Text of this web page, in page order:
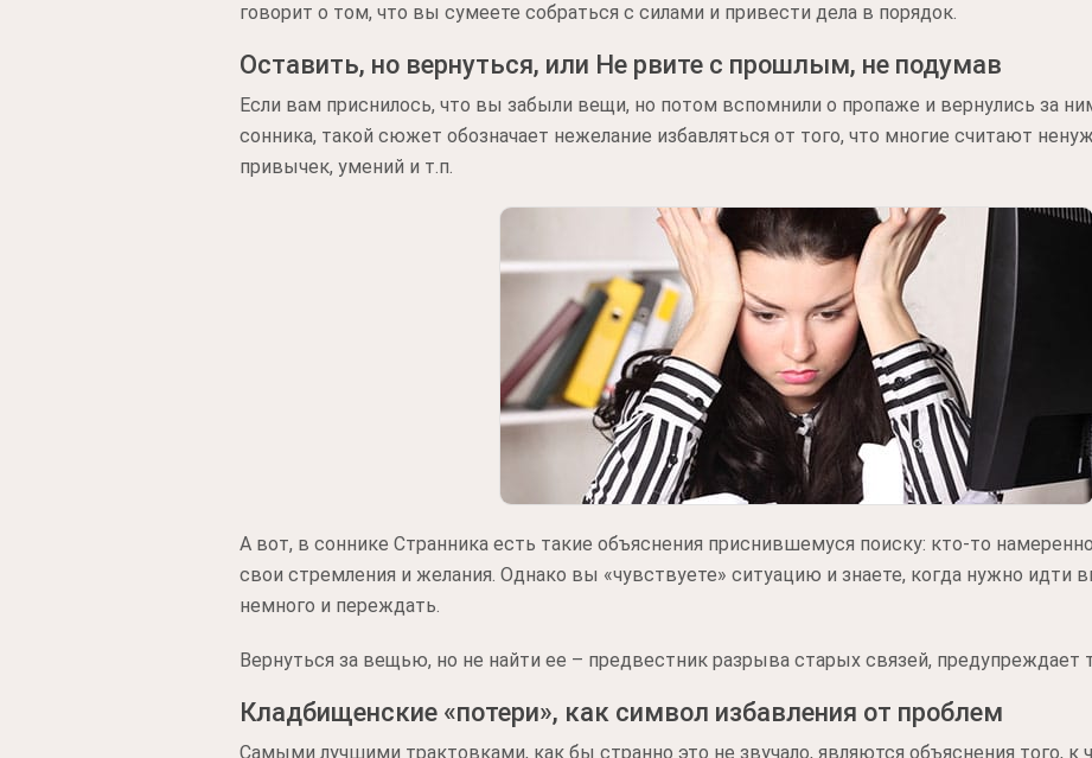
говорит о том, что вы сумеете собраться с силами и привести дела в порядок.
Оставить, но вернуться, или Не рвите с прошлым, не подумав
Если вам приснилось, что вы забыли вещи, но потом вспомнили о пропаже и вернулись за
сонника, такой сюжет обозначает нежелание избавляться от того, что многие считают
привычек, умений и т.п.
А вот, в соннике Странника есть такие объяснения приснившемуся поиску: кто-то
свои стремления и желания. Однако вы «чувствуете» ситуацию и знаете, когда нужно идти
немного и переждать.
Вернуться за вещью, но не найти ее – предвестник разрыва старых связей, предупреждает
Кладбищенские «потери», как символ избавления от проблем
Самыми лучшими трактовками, как бы странно это не звучало, являются объяснения того, к